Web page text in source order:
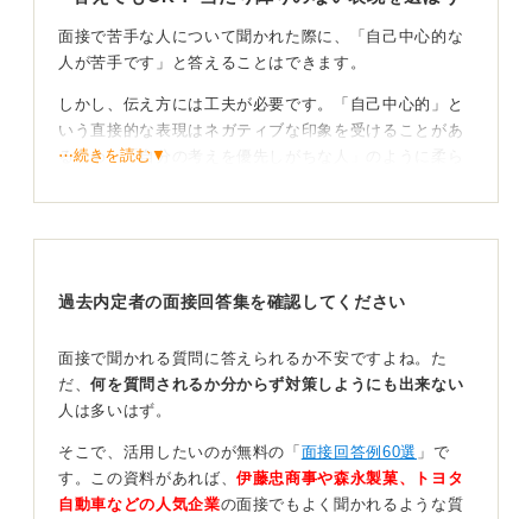
面接で苦手な人について聞かれた際に、「自己中心的な
人が苦手です」と答えることはできます。
しかし、伝え方には工夫が必要です。「自己中心的」と
いう直接的な表現はネガティブな印象を受けることがあ
るため、「自分の考えを優先しがちな人」のように柔ら
苦手な人とのかかわり方から協調性をアピールしよ
相手を否定する言葉で終わらせず、意思がはっきりして
いたり、リーダーシップがあったりするというその人の
そして、自身がどのように対応し、チーム全体の円滑な
運営に貢献しようとしているかを具体的に説明すること
⋯続きを読む▼
過去内定者の面接回答集を確認してください
面接で聞かれる質問に答えられるか不安ですよね。た
だ、何を質問されるか分からず対策しようにも出来ない
人は多いはず。
そこで、活用したいのが無料の「 面接回答例60選 」で
す。この資料があれば、伊藤忠商事や森永製菓、トヨタ
自動車などの人気企業の面接でもよく聞かれるような質